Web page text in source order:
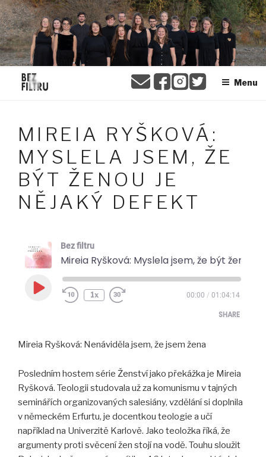
Přejít
k
obsahu
webu
BEZ FILTRU
Menu
MIREIA RYŠKOVÁ:
MYSLELA JSEM, ŽE
BÝT ŽENOU JE
NĚJAKÝ DEFEKT
Bez filtru
Play
Episode
1x 00:00 / 01:04:14
SHARE
SHARE
LINK
EMBED
Mireia Ryšková: Nenáviděla jsem, že jsem žena
Posledním hostem série Ženství jako překážka je Mireia
Ryšková. Teologii studovala už za komunismu v tajných
seminářích organizovaných salesiány, vzdělání si doplnila
v německém Erfurtu, je docentkou teologie a učí
například na Univerzitě Karlově. Jako teoložka říká, že
argumenty proti svěcení žen stojí na vodě. Touhu sloužit